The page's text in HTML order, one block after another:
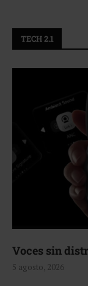
TECH 2.1
Voces sin
5 agosto, 2026